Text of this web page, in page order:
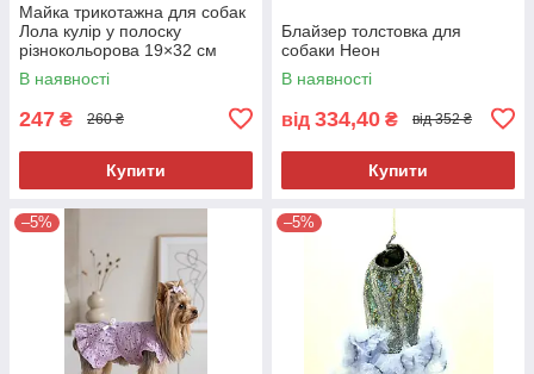
Майка трикотажна для собак
Лола кулір у полоску
різнокольорова 19×32 см
літній одяг для малих порід
В наявності
247 ₴ 260 ₴
Купити
Блайзер толстовка для
собаки Неон
В наявності
від 334,40 ₴ від 352 ₴
Купити
–5% –5%